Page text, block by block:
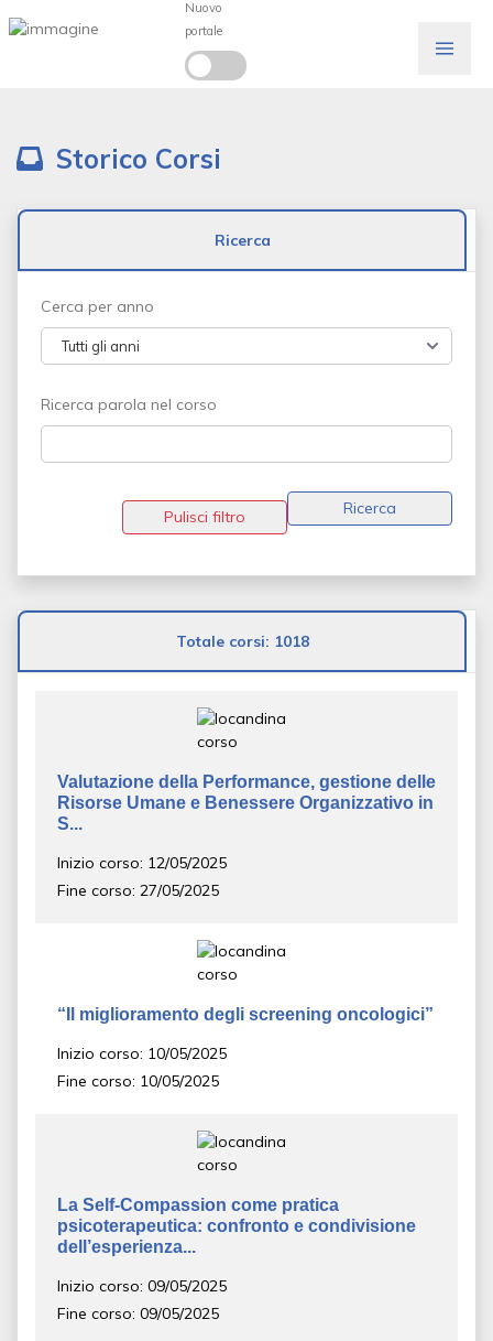
Storico Corsi
Ricerca
Cerca per anno
Ricerca parola nel corso
Ricerca
Pulisci filtro
Totale corsi: 1018
Valutazione della Performance, gestione delle
Risorse Umane e Benessere Organizzativo in
S...
Inizio corso: 12/05/2025
Fine corso: 27/05/2025
“Il miglioramento degli screening oncologici”
Inizio corso: 10/05/2025
Fine corso: 10/05/2025
La Self-Compassion come pratica
psicoterapeutica: confronto e condivisione
dell’esperienza...
Inizio corso: 09/05/2025
Fine corso: 09/05/2025